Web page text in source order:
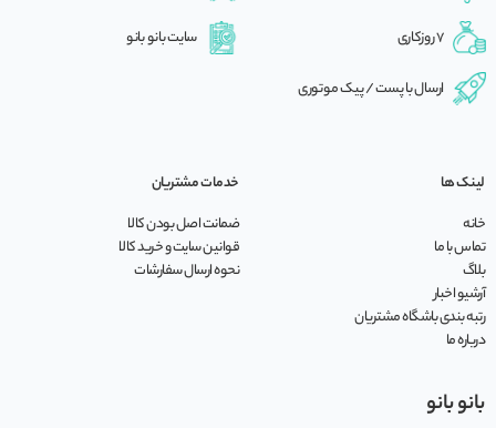
7 روزکاری سایت بانو بانو
ارسال با پست / پیک موتوری
لینک ها
خانه
تماس با ما
بلاگ
آرشیو اخبار
رتبه بندی باشگاه مشتریان
درباره ما
خدمات مشتریان
ضمانت اصل بودن کالا
قوانین سایت و خرید کالا
نحوه ارسال سفارشات
بانو بانو